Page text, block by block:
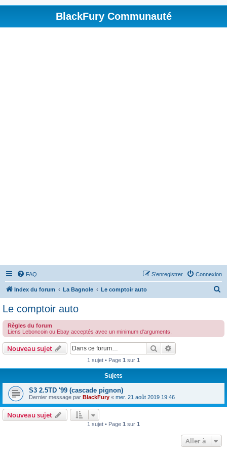
BlackFury Communauté
FAQ Connexion
S’enregistrer
Index du forum La Bagnole Le comptoir auto
e
Le comptoir auto
Règles du forum
Liens Leboncoin ou Ebay acceptés avec un minimum d'arguments.
Nouveau sujet Rechercher
1 sujet • Page 1 sur 1
Sujets
S3 2.5TD '99 (cascade pignon)
Dernier message par BlackFury « mer. 21 août 2019 19:46
Nouveau sujet
1 sujet • Page 1 sur 1
Aller à